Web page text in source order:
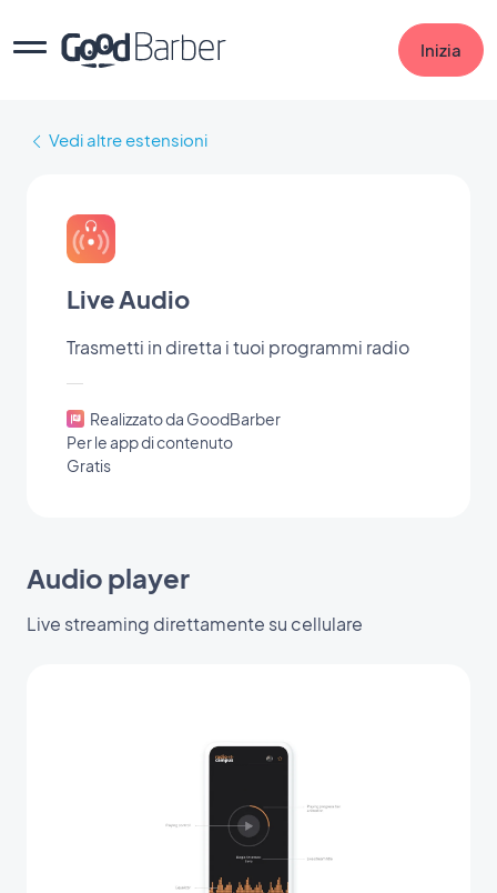
Inizia
Vedi altre estensioni
Live Audio
Trasmetti in diretta i tuoi programmi radio
Realizzato da GoodBarber
Per le app di contenuto
Gratis
Audio player
Live streaming direttamente su cellulare